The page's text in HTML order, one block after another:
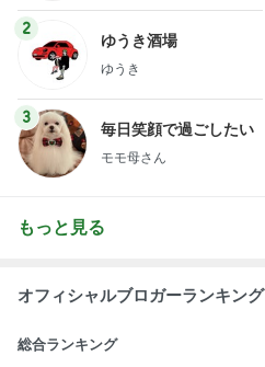
2
ゆうき酒場
ゆうき
3
毎日笑顔で過ごしたい
モモ母さん
もっと見る
オフィシャルブロガーランキング
総合ランキング